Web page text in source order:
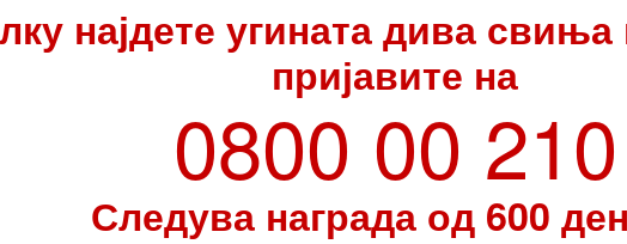
најдете угината дива
пријавите на
0800 00 210
Следува награда од 600